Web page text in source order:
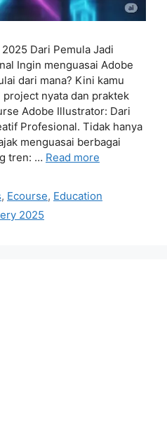
Dari Pemula Jadi
Ingin menguasai Adobe
dari mana? Kini kamu
nyata dan praktek
Adobe Illustrator: Dari
Profesional. Tidak hanya
menguasai berbagai
tren: … Read more
, Ecourse, Education
2025